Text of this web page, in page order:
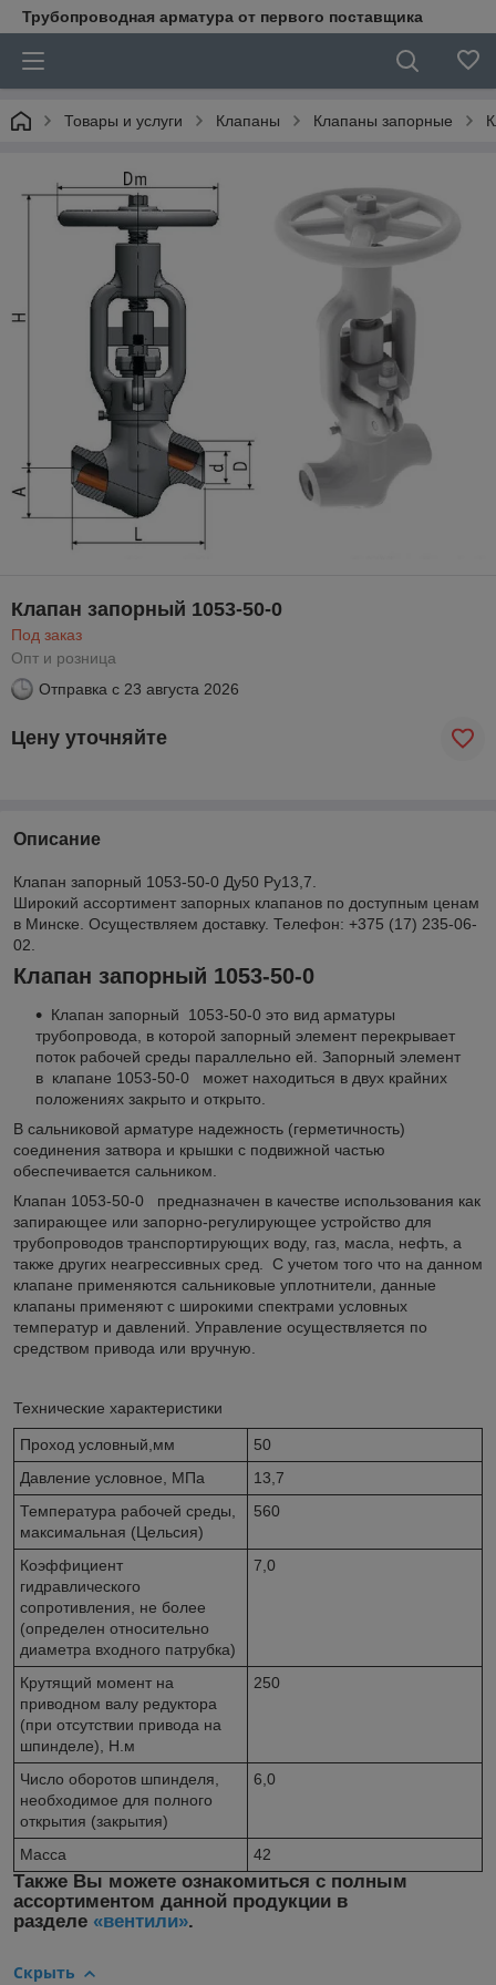
Трубопроводная арматура от первого поставщика
Товары и услуги Клапаны Клапаны запорные
Клапан запорный 1053-50-0
Под заказ
Опт и розница
Отправка с 23 августа 2026
Цену уточняйте
Описание
Клапан запорный 1053-50-0 Ду50 Ру13,7.
Широкий ассортимент запорных клапанов по доступным ценам
в Минске. Осуществляем доставку. Телефон: +375 (17) 235-06-
02.
Клапан запорный 1053-50-0
Клапан запорный 1053-50-0 это вид арматуры
трубопровода, в которой запорный элемент перекрывает
поток рабочей среды параллельно ей. Запорный элемент
в клапане 1053-50-0 может находиться в двух крайних
положениях закрыто и открыто.
В сальниковой арматуре надежность (герметичность)
соединения затвора и крышки с подвижной частью
обеспечивается сальником.
Клапан 1053-50-0 предназначен в качестве использования как
запирающее или запорно-регулирующее устройство для
трубопроводов транспортирующих воду, газ, масла, нефть, а
также других неагрессивных сред. С учетом того что на данном
клапане применяются сальниковые уплотнители, данные
клапаны применяют с широкими спектрами условных
температур и давлений. Управление осуществляется по
средством привода или вручную.
Технические характеристики
Проход условный,мм
50
Давление условное, МПа
13,7
Температура рабочей среды,
максимальная (Цельсия)
560
Коэффициент
гидравлического
сопротивления, не более
(определен относительно
диаметра входного патрубка)
7,0
Крутящий момент на
приводном валу редуктора
(при отсутствии привода на
шпинделе), Н.м
250
Число оборотов шпинделя,
необходимое для полного
открытия (закрытия)
6,0
Масса 42
Также Вы можете ознакомиться с полным
ассортиментом данной продукции в
разделе «вентили».
Скрыть